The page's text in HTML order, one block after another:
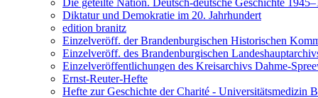
Die geteilte Nation. Deutsch-deutsche Geschichte
Diktatur und Demokratie im 20. Jahrhundert
edition branitz
Einzelveröff. der Brandenburgischen Historischen
Einzelveröff. des Brandenburgischen
Einzelveröffentlichungen des Kreisarchivs Dahme-
Ernst-Reuter-Hefte
Hefte zur Geschichte der Charité - Universitätsmedizin